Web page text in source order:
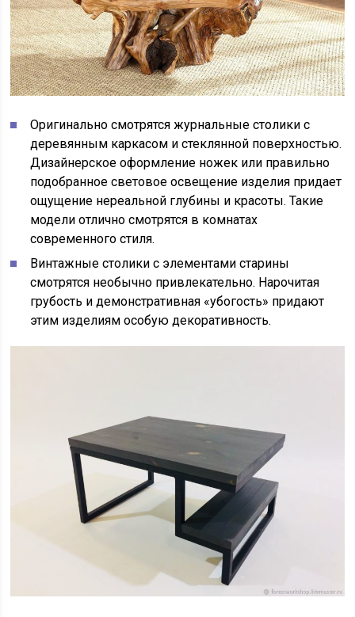
Оригинально смотрятся журнальные столики с
деревянным каркасом и стеклянной поверхностью.
Дизайнерское оформление ножек или правильно
подобранное световое освещение изделия придает
ощущение нереальной глубины и красоты. Такие
модели отлично смотрятся в комнатах
современного стиля.
Винтажные столики с элементами старины
смотрятся необычно привлекательно. Нарочитая
грубость и демонстративная «убогость» придают
этим изделиям особую декоративность.